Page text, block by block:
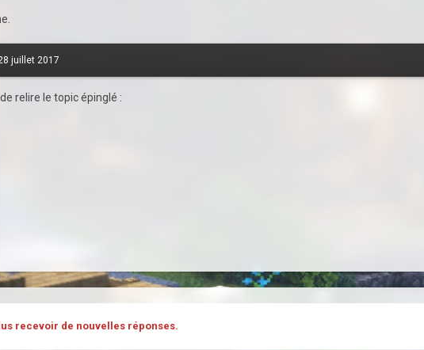
juillet 2017
relire le topic épinglé :
recevoir de nouvelles réponses.